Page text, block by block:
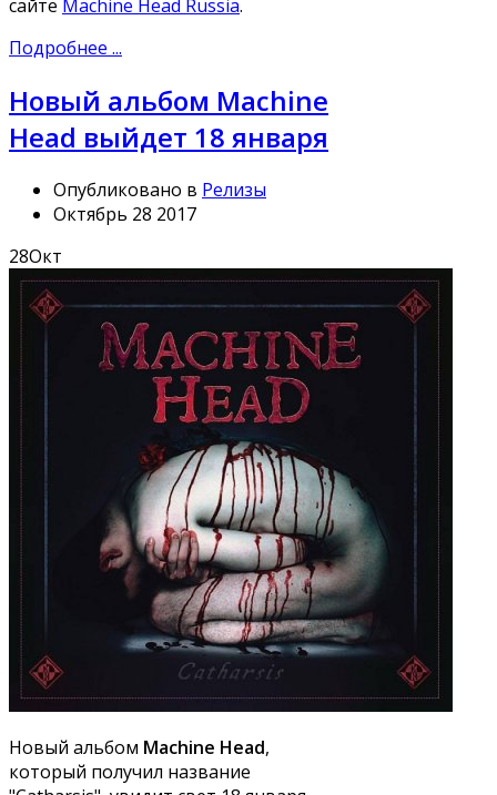
сайте Machine Head Russia.
Подробнее ...
Новый альбом Machine
Head выйдет 18 января
Опубликовано в Релизы
Октябрь 28 2017
28Окт
Новый альбом Machine Head,
который получил название